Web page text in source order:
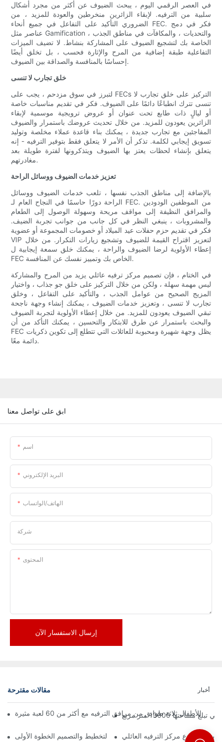
في العصر الرقمي اليوم ، يبحث الضيوف عن أكثر من مجرد أشكال
سلبية من الترفيه. لإبقاء الزائرين منخرطين والعودة للمزيد ، من
الضروري التأكيد على التفاعل في جميع أنحاء FEC. فكر في دمج
عناصر مثل Gamification ، والتحديات ، والمكافآت في مناطق الجذب
الخاصة بك لتشجيع الضيوف على المشاركة بنشاط. لا تضيف الميزات
التفاعلية طبقة إضافية من المرح والإثارة فحسب ، بل تخلق أيضًا
إحساسًا بالمنافسة والصداقة بين الضيوف.
خلق تجارب لا تنسى
لتبرز في سوق مزدحم ، يجب على FECs التركيز على خلق تجارب لا
تنسى تترك انطباعًا دائمًا على الضيوف. فكر في تقديم مناسبات خاصة
أو ليالٍ ذات طابع تحت عنوان أو عروض ترويجية موسمية لإبقاء
الزائرين يعودون للمزيد. من خلال تحديث عروضك باستمرار والضيوف
المفاجئين مع تجارب جديدة ، يمكنك بناء قاعدة عملاء مخلصة وتوليد
تسويق إيجابي لكلمة. تذكر أن الأمر لا يتعلق فقط بتوفير الترفيه - إنه
يتعلق بإنشاء لحظات يعتز بها الضيوف ويتذكرونها لفترة طويلة بعد
مغادرتهم.
تعزيز خدمات الضيوف ووسائل الراحة
بالإضافة إلى مناطق الجذب نفسها ، تلعب خدمات الضيوف ووسائل
الراحة دورًا حاسمًا في النجاح العام لـ FEC. من الموظفين الودودين
والمرافق النظيفة إلى مواقف مريحة وسهولة الوصول إلى الطعام
والمشروبات ، ينبغي النظر في كل جانب من جوانب تجربة الضيف.
فكر في تقديم حزم حفلات عيد الميلاد أو خصومات المجموعة أو عضوية
VIP لتعزيز اقتراح القيمة للضيوف وتشجيع زيارات التكرار. من خلال
إعطاء الأولوية لرضا الضيوف والراحة ، يمكنك خلق سمعة إيجابية ل
FEC الخاص بك وتمييز نفسك عن المنافسة.
في الختام ، فإن تصميم مركز ترفيه عائلي يزيد من المرح والمشاركة
ليس مهمة سهلة ، ولكن من خلال التركيز على خلق جو جذاب ، واختيار
المزيج الصحيح من عوامل الجذب ، والتأكيد على التفاعل ، وخلق
تجارب لا تنسى ، وتعزيز خدمات الضيوف ، يمكنك إنشاء وجهة ناجحة
تبقي الضيوف يعودون للمزيد. من خلال إعطاء الأولوية لتجربة الضيوف
والبحث باستمرار عن طرق للابتكار والتحسين ، يمكنك التأكد من أن
FEC يظل وجهة شهيرة ومحبوبة للعائلات التي تتطلع إلى تكوين ذكريات
دائمة معًا.
ابق على تواصل معنا
اسم
البريد الإلكتروني
الهاتف/الواتساب
شركة
المحتوى
إرسال الاستفسار الآن
مقالات مقترحة أخبار
13000 متر مربع
بدء مشروع مركز الترفيه العائلي